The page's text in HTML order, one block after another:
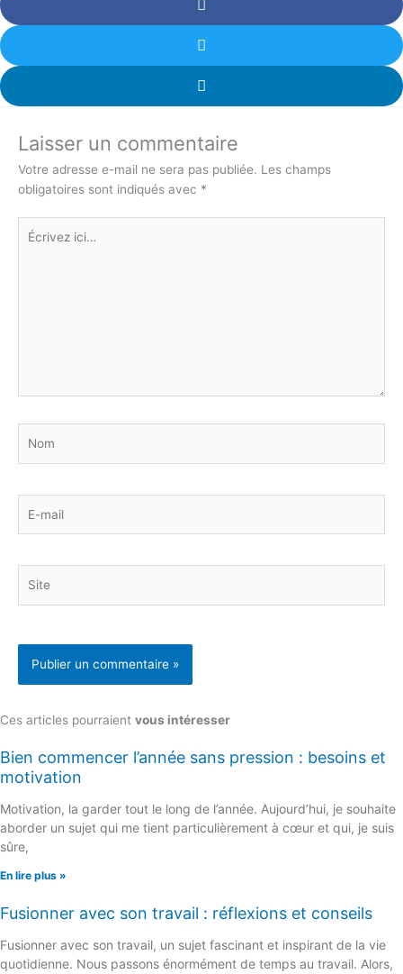
Laisser un commentaire
Votre adresse e-mail ne sera pas publiée. Les champs
obligatoires sont indiqués avec *
Écrivez
ici…
mail
Ces articles pourraient vous intéresser
Bien commencer l’année sans pression : besoins et
motivation
Motivation, la garder tout le long de l’année. Aujourd’hui, je souhaite
aborder un sujet qui me tient particulièrement à cœur et qui, je suis
sûre,
En lire plus »
Fusionner avec son travail : réflexions et conseils
Fusionner avec son travail, un sujet fascinant et inspirant de la vie
quotidienne. Nous passons énormément de temps au travail. Alors,